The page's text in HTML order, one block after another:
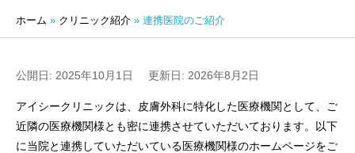
ホーム » クリニック紹介 » 連携医院のご紹介
公開日: 2025年10月1日 更新日: 2026年8月2日
アイシークリニックは、皮膚外科に特化した医療機関として、ご
近隣の医療機関様とも密に連携させていただいております。以下
に当院と連携していただいている医療機関様のホームページをご